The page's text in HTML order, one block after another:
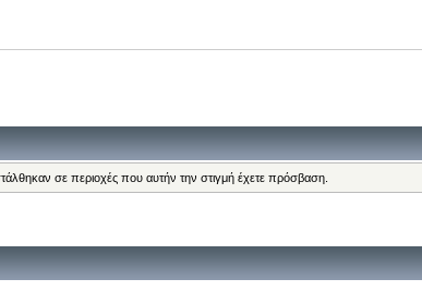
σε περιοχές που αυτήν την στιγμή έχετε πρόσβαση.